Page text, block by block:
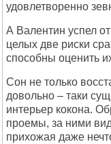
удовлетворенно
А Валентин успел
целых две риски
способны оценить
Сон не только
довольно – таки
интерьер кокона.
проемы, за ними
прихожая даже